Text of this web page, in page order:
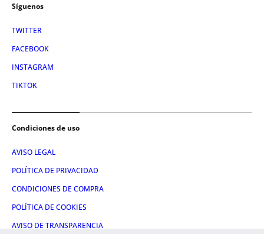
Síguenos
TWITTER
FACEBOOK
INSTAGRAM
TIKTOK
Condiciones de uso
AVISO LEGAL
POLÍTICA DE PRIVACIDAD
CONDICIONES DE COMPRA
POLÍTICA DE COOKIES
AVISO DE TRANSPARENCIA